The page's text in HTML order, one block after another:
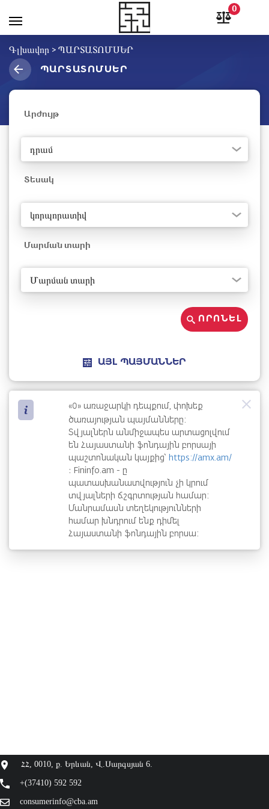
0
Գլխավոր > ՊԱՐՏԱՏՈՄՍԵՐ
ՊԱՐՏԱՏՈՄՍԵՐ
Արժույթ
դրամ
Տեսակ
կորպորատիվ
Մարման տարի
Մարման տարի
ՈՐՈՆԵԼ
ԱՅԼ ՊԱՅՄԱՆՆԵՐ
«0» առաջարկի դեպքում, փոխեք
ծառայության պայմանները:
Տվյալներն անմիջապես արտացոլվում
են Հայաստանի ֆոնդային բորսայի
պաշտոնական կայքից՝ https://amx.am/
։ Fininfo.am - ը
պատասխանատվություն չի կրում
տվյալների ճշգրտության համար:
Մանրամասն տեղեկությունների
համար խնդրում ենք դիմել
Հայաստանի ֆոնդային բորսա:
ՀՀ, 0010, ք. Երևան, Վ.Սարգսյան 6.
+(37410) 592 592
consumerinfo@cba.am